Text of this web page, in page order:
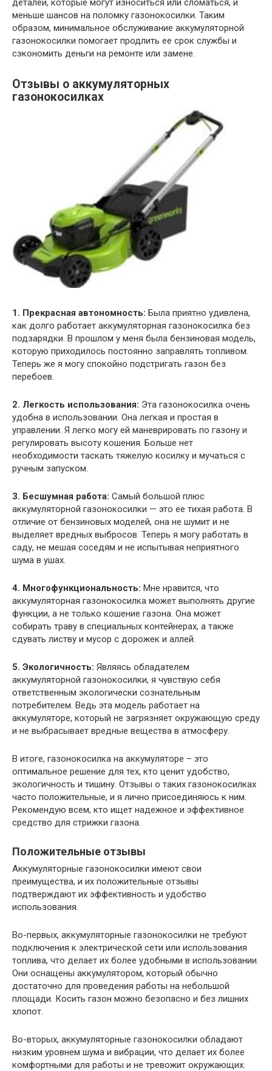
деталей, которые могут износиться или сломаться, и
меньше шансов на поломку газонокосилки. Таким
образом, минимальное обслуживание аккумуляторной
газонокосилки помогает продлить ее срок службы и
сэкономить деньги на ремонте или замене.
Отзывы о аккумуляторных
газонокосилках
1. Прекрасная автономность: Была приятно удивлена,
как долго работает аккумуляторная газонокосилка без
подзарядки. В прошлом у меня была бензиновая модель,
которую приходилось постоянно заправлять топливом.
Теперь же я могу спокойно подстригать газон без
перебоев.
2. Легкость использования: Эта газонокосилка очень
удобна в использовании. Она легкая и простая в
управлении. Я легко могу ей маневрировать по газону и
регулировать высоту кошения. Больше нет
необходимости таскать тяжелую косилку и мучаться с
ручным запуском.
3. Бесшумная работа: Самый большой плюс
аккумуляторной газонокосилки — это ее тихая работа. В
отличие от бензиновых моделей, она не шумит и не
выделяет вредных выбросов. Теперь я могу работать в
саду, не мешая соседям и не испытывая неприятного
шума в ушах.
4. Многофункциональность: Мне нравится, что
аккумуляторная газонокосилка может выполнять другие
функции, а не только кошение газона. Она может
собирать траву в специальных контейнерах, а также
сдувать листву и мусор с дорожек и аллей.
5. Экологичность: Являясь обладателем
аккумуляторной газонокосилки, я чувствую себя
ответственным экологически сознательным
потребителем. Ведь эта модель работает на
аккумуляторе, который не загрязняет окружающую среду
и не выбрасывает вредные вещества в атмосферу.
В итоге, газонокосилка на аккумуляторе – это
оптимальное решение для тех, кто ценит удобство,
экологичность и тишину. Отзывы о таких газонокосилках
часто положительные, и я лично присоединяюсь к ним.
Рекомендую всем, кто ищет надежное и эффективное
средство для стрижки газона.
Положительные отзывы
Аккумуляторные газонокосилки имеют свои
преимущества, и их положительные отзывы
подтверждают их эффективность и удобство
использования.
Во-первых, аккумуляторные газонокосилки не требуют
подключения к электрической сети или использования
топлива, что делает их более удобными в использовании.
Они оснащены аккумулятором, который обычно
достаточно для проведения работы на небольшой
площади. Косить газон можно безопасно и без лишних
хлопот.
Во-вторых, аккумуляторные газонокосилки обладают
низким уровнем шума и вибрации, что делает их более
комфортными для работы и не тревожит окружающих.